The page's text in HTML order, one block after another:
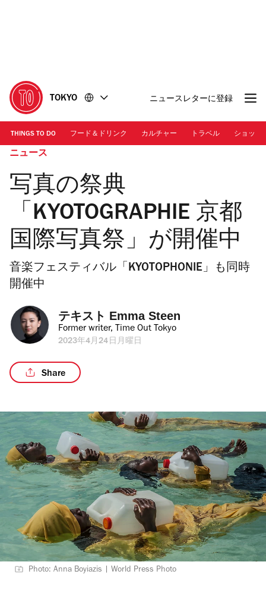
に
移
動
移
動
TOKYO ニュースレターに登録
THINGS TO DO フード＆ドリンク カルチャー トラベル ショッピ
ニュース
写真の祭典
「KYOTOGRAPHIE 京都
国際写真祭」が開催中
音楽フェスティバル「KYOTOPHONIE」も同時
開催中
テキスト Emma Steen
Former writer, Time Out Tokyo
2023年4月24日月曜日
Share
Photo: Anna Boyiazis | World Press Photo